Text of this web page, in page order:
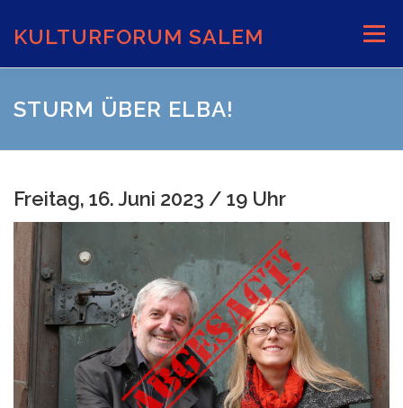
springen
KULTURFORUM SALEM Menü
AKTUELLES VERANSTALTUNGEN
STURM ÜBER ELBA!
Freitag, 16. Juni 2023 / 19 Uhr